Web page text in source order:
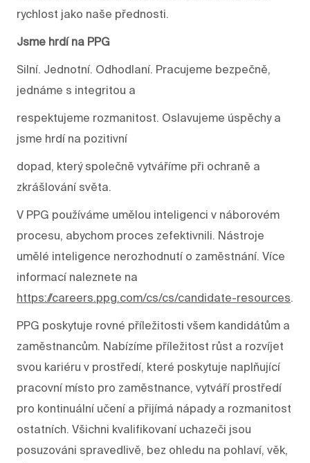
rychlost jako naše přednosti.
Jsme hrdí na PPG
Silní. Jednotní. Odhodlaní. Pracujeme bezpečně,
jednáme s integritou a
respektujeme rozmanitost. Oslavujeme úspěchy a
jsme hrdí na pozitivní
dopad, který společně vytváříme při ochraně a
zkrášlování světa.
V PPG používáme umělou inteligenci v náborovém
procesu, abychom proces zefektivnili. Nástroje
umělé inteligence nerozhodnutí o zaměstnání. Více
informací naleznete na
https://careers.ppg.com/cs/cs/candidate-resources.
PPG poskytuje rovné příležitosti všem kandidátům a
zaměstnancům. Nabízíme příležitost růst a rozvíjet
svou kariéru v prostředí, které poskytuje naplňující
pracovní místo pro zaměstnance, vytváří prostředí
pro kontinuální učení a přijímá nápady a rozmanitost
ostatních. Všichni kvalifikovaní uchazeči jsou
posuzováni spravedlivě, bez ohledu na pohlaví, věk,